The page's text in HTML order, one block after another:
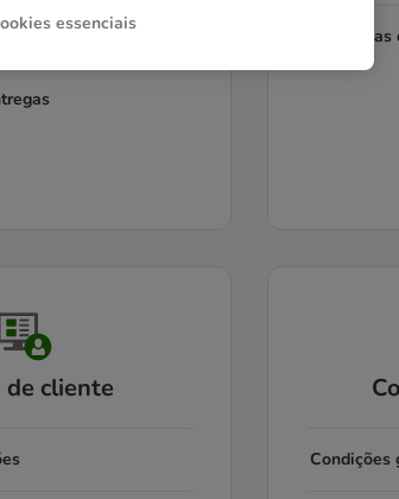
de cliente
Condições
essenciais